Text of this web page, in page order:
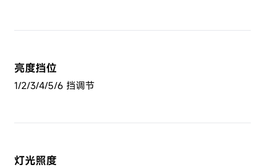
亮度挡位
1/2/3/4/5/6 挡调节
灯光照度